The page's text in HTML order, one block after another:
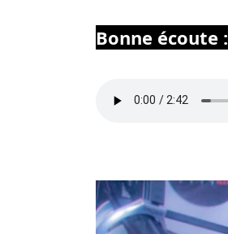
Bonne écoute :